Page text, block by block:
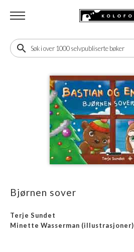
search
Bjørnen sover
Terje Sundet
Minette Wasserman (illustrasjoner)